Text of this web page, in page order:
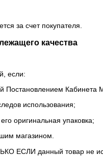
за счет покупателя.
качества
если:
Постановлением
использования;
оригинальная упаковка;
магазином.
ЕСЛИ данный товар не